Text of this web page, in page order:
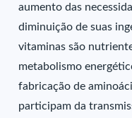
aumento das
diminuição de suas
vitaminas são
metabolismo
fabricação de
participam da